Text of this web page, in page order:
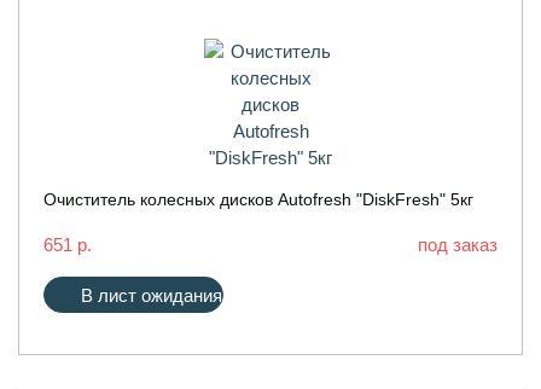
Очиститель колесных дисков Autofresh "DiskFresh" 5кг
651 р. под заказ
В лист ожидания